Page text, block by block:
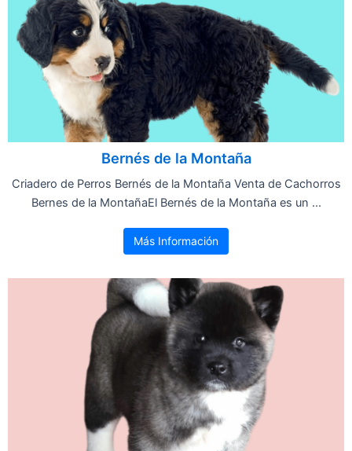
Bernés de la Montaña
Criadero de Perros Bernés de la Montaña Venta de Cachorros
Bernes de la MontañaEl Bernés de la Montaña es un ...
Más Información